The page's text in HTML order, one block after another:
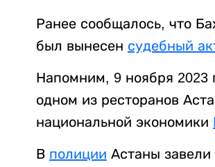
Ранее сообщалось, что
был вынесен судебный
Напомним, 9 ноября 2023
одном из ресторанов
национальной экономики
В полиции Астаны завели